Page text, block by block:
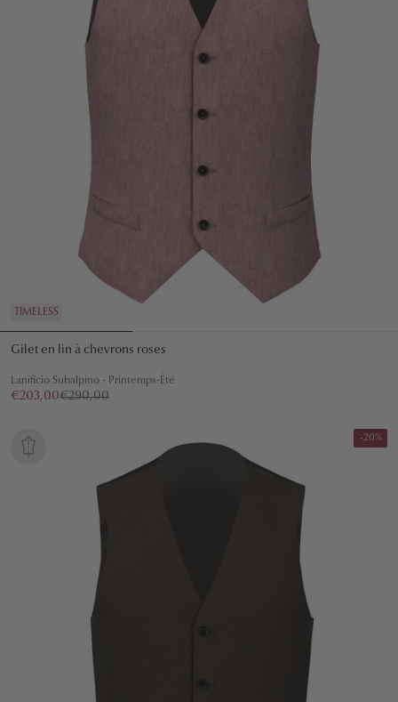
TIMELESS
Gilet en lin à chevrons roses
Lanificio Subalpino - Printemps-Été
€203,00€290,00
-20%